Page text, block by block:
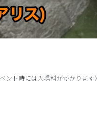
ント時には入場料がかかります）